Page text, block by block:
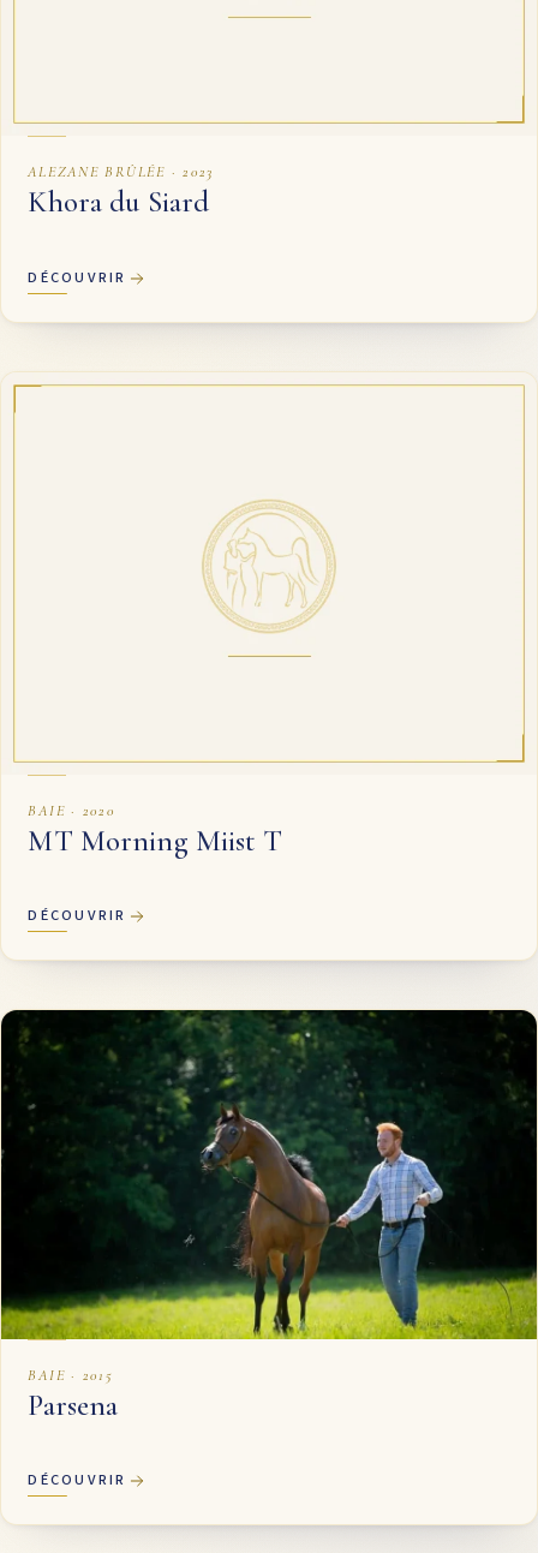
ALEZANE BRÛLÉE · 2023
Khora du Siard
DÉCOUVRIR
BAIE · 2020
MT Morning Miist T
DÉCOUVRIR
BAIE · 2015
Parsena
DÉCOUVRIR